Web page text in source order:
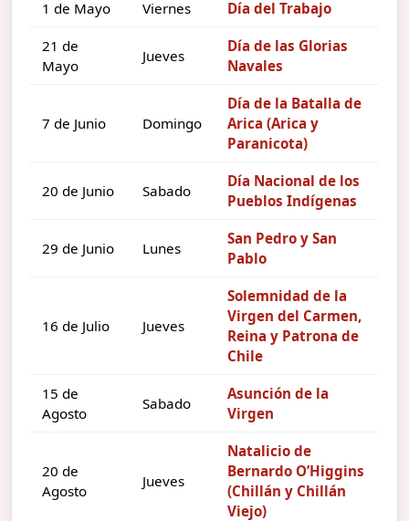
1 de Mayo Viernes Día del Trabajo
21 de
Mayo
Jueves
Día de las Glorias
Navales
7 de Junio Domingo
Día de la Batalla de
Arica (Arica y
Paranicota)
20 de Junio Sabado
Día Nacional de los
Pueblos Indígenas
29 de Junio Lunes
San Pedro y San
Pablo
16 de Julio Jueves
Solemnidad de la
Virgen del Carmen,
Reina y Patrona de
Chile
15 de
Agosto
Sabado
Asunción de la
Virgen
20 de
Agosto
Jueves
Natalicio de
Bernardo O’Higgins
(Chillán y Chillán
Viejo)